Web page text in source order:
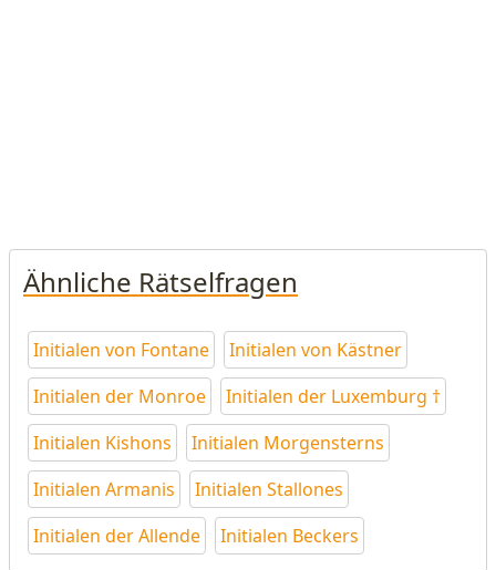
Ähnliche Rätselfragen
Initialen von Fontane
Initialen von Kästner
Initialen der Monroe
Initialen der Luxemburg †
Initialen Kishons
Initialen Morgensterns
Initialen Armanis
Initialen Stallones
Initialen der Allende
Initialen Beckers